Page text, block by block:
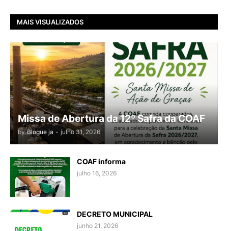
MAIS VISUALIZADOS
Missa de Abertura da 12º Safra da COAF
by Blogue ja - julho 31, 2026
COAF informa
julho 16, 2026
DECRETO MUNICIPAL
junho 21, 2026